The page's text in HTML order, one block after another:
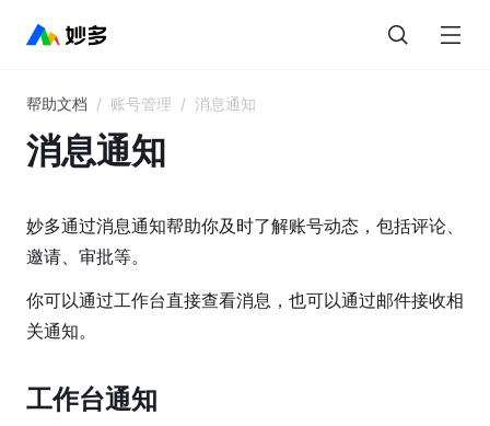
目
录
多
界
面
概
图
帮助文档 / 账号管理 / 消息通知
消息通知
妙多通过消息通知帮助你及时了解账号动态，包括评论、
邀请、审批等。
你可以通过工作台直接查看消息，也可以通过邮件接收相
关通知。
工作台通知